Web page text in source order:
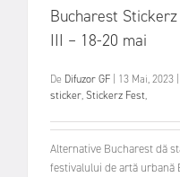
Bucharest
III – 18-20 mai
De Difuzor GF 13 Mai, 2023
sticker,Stickerz Fest,
Alternative Bucharest dă
festivalului de artă urbană